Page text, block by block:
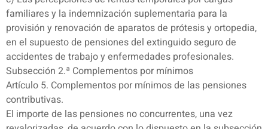
familiares y la indemnización suplementaria para la
provisión y renovación de aparatos de prótesis y ortopedia,
en el supuesto de pensiones del extinguido seguro de
accidentes de trabajo y enfermedades profesionales.
Subsección 2.ª Complementos por mínimos
Artículo 5. Complementos por mínimos de las pensiones
contributivas.
El importe de las pensiones no concurrentes, una vez